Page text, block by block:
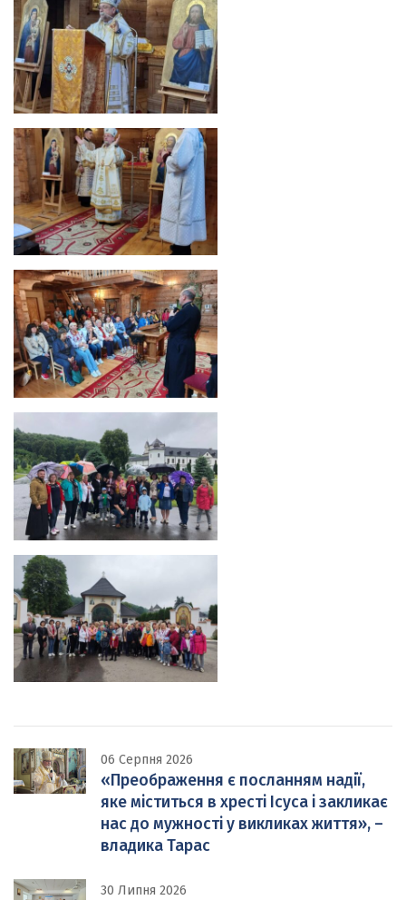
06 Серпня 2026
«Преображення є посланням надії,
яке міститься в хресті Ісуса і закликає
нас до мужності у викликах життя», –
владика Тарас
30 Липня 2026